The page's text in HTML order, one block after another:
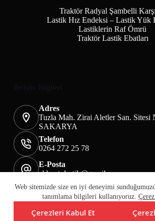
Web sitemizde size en iyi deneyimi
tanımlama bilgileri kullanıyoruz.
Çerezleri Kabul Et
Traktör Radyal Şambelli
Lastik Hız Endeksi – Lastik Yük
Lastiklerin Raf Ömrü
Traktör Lastik Ebatları
Adres
Tuzla Mah. Zirai Aletler San. Sitesi
SAKARYA
Telefon
0264 272 25 78
E-Posta
akbaotolastik@gmail.com
Mesafeli Satış Sözleşmesi
Üyelik KVKK Sayfası
Çerez